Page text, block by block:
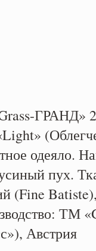
ГРАНД»
одеяло.
пух.
(Fine
ТМ
Австрия